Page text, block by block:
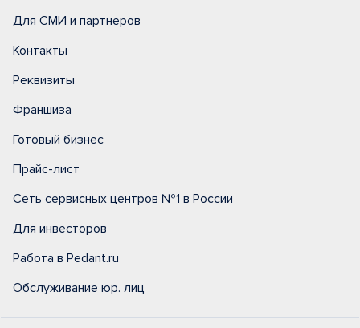
Для СМИ и партнеров
Контакты
Реквизиты
Франшиза
Готовый бизнес
Прайс-лист
Сеть сервисных центров №1 в России
Для инвесторов
Работа в Pedant.ru
Обслуживание юр. лиц